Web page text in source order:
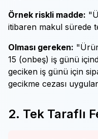
Örnek riskli madde:
itibaren makul sürede
Olması gereken:
15 (onbeş) iş günü
geciken iş günü için
gecikme cezası
2. Tek Taraflı